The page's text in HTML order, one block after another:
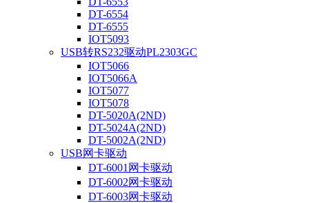
DT-6554
DT-6555
IOT5093
USB转RS232驱动PL2303GC
IOT5066
IOT5066A
IOT5077
IOT5078
DT-5020A(2ND)
DT-5024A(2ND)
DT-5002A(2ND)
USB网卡驱动
DT-6001网卡驱动
DT-6002网卡驱动
DT-6003网卡驱动